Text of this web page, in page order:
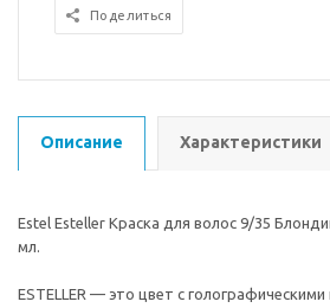
Поделиться
Описание Характеристики
Estel Esteller Краска для волос 9/35
мл.
ESTELLER — это цвет с голографическими